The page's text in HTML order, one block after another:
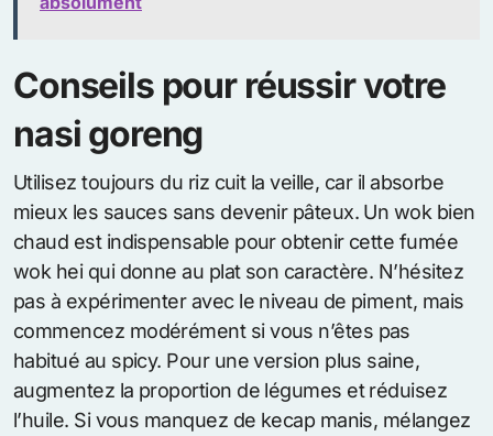
Conseils pour réussir votre
nasi goreng
Utilisez toujours du riz cuit la veille, car il absorbe
mieux les sauces sans devenir pâteux. Un wok bien
chaud est indispensable pour obtenir cette fumée
wok hei qui donne au plat son caractère. N’hésitez
pas à expérimenter avec le niveau de piment, mais
commencez modérément si vous n’êtes pas
habitué au spicy. Pour une version plus saine,
augmentez la proportion de légumes et réduisez
l’huile. Si vous manquez de kecap manis, mélangez